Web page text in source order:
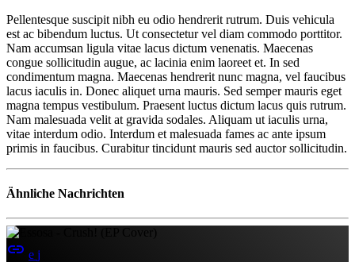
Pellentesque suscipit nibh eu odio hendrerit rutrum. Duis vehicula
est ac bibendum luctus. Ut consectetur vel diam commodo porttitor.
Nam accumsan ligula vitae lacus dictum venenatis. Maecenas
congue sollicitudin augue, ac lacinia enim laoreet et. In sed
condimentum magna. Maecenas hendrerit nunc magna, vel faucibus
lacus iaculis in. Donec aliquet urna mauris. Sed semper mauris eget
magna tempus vestibulum. Praesent luctus dictum lacus quis rutrum.
Nam malesuada velit at gravida sodales. Aliquam ut iaculis urna,
vitae interdum odio. Interdum et malesuada fames ac ante ipsum
primis in faucibus. Curabitur tincidunt mauris sed auctor sollicitudin.
Ähnliche Nachrichten
insert_link